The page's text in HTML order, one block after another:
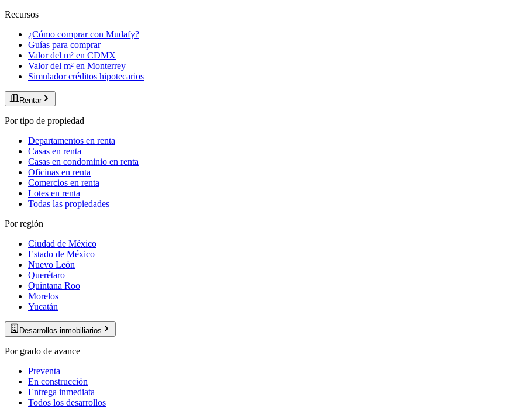
Recursos
¿Cómo comprar con Mudafy?
Guías para comprar
Valor del m² en CDMX
Valor del m² en Monterrey
Simulador créditos hipotecarios
Rentar
Por tipo de propiedad
Departamentos en renta
Casas en renta
Casas en condominio en renta
Oficinas en renta
Comercios en renta
Lotes en renta
Todas las propiedades
Por región
Ciudad de México
Estado de México
Nuevo León
Querétaro
Quintana Roo
Morelos
Yucatán
Desarrollos inmobiliarios
Por grado de avance
Preventa
En construcción
Entrega inmediata
Todos los desarrollos